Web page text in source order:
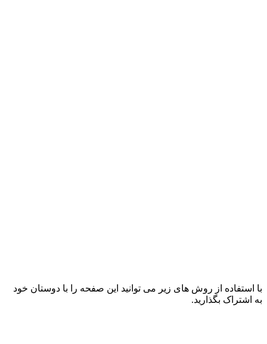
با استفاده از روش های زیر می توانید این صفحه را با دوستان خود
به اشتراک بگذارید.